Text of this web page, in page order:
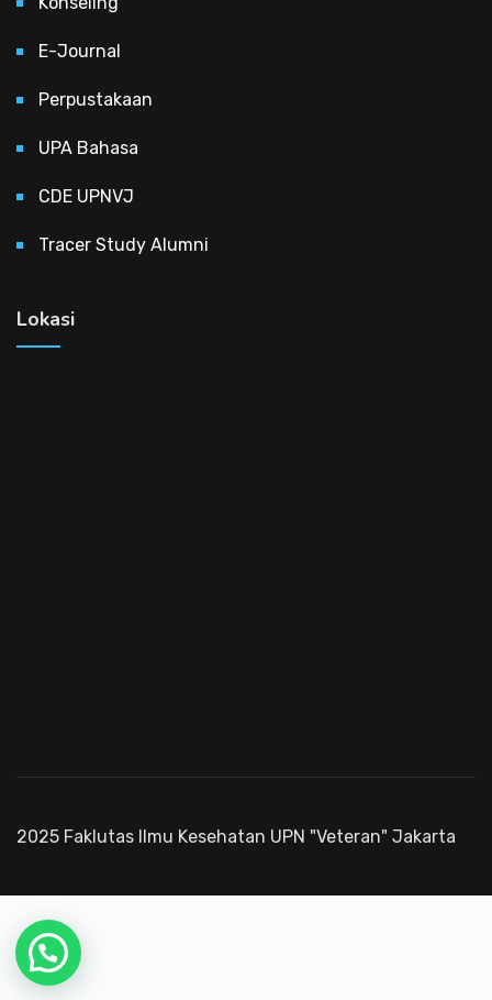
E-Journal
Perpustakaan
UPA Bahasa
CDE UPNVJ
Tracer Study Alumni
Lokasi
2025 Faklutas Ilmu Kesehatan UPN "Veteran" Jakarta